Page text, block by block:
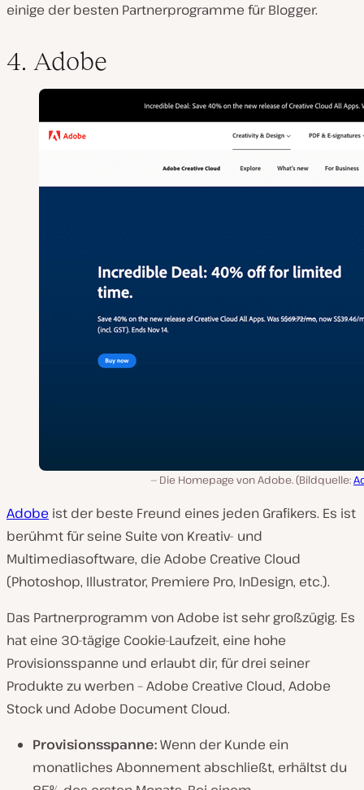
einige der besten Partnerprogramme für Blogger.
4. Adobe
Die Homepage von Adobe. (Bildquelle:
Adobe ist der beste Freund eines jeden Grafikers. Es ist
berühmt für seine Suite von Kreativ- und
Multimediasoftware, die Adobe Creative Cloud
(Photoshop, Illustrator, Premiere Pro, InDesign, etc.).
Das Partnerprogramm von Adobe ist sehr großzügig. Es
hat eine 30-tägige Cookie-Laufzeit, eine hohe
Provisionsspanne und erlaubt dir, für drei seiner
Produkte zu werben – Adobe Creative Cloud, Adobe
Stock und Adobe Document Cloud.
Provisionsspanne:Wenn der Kunde ein
monatliches Abonnement abschließt, erhältst du